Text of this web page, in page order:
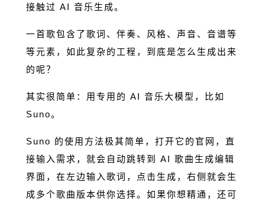
接触过 AI 音乐生成。
一首歌包含了歌词、伴奏、风格、声音、音谱等
等元素，如此复杂的工程，到底是怎么生成出来
的呢？
其实很简单：用专用的 AI 音乐大模型，比如
Suno。
Suno 的使用方法极其简单，打开它的官网，直
接输入需求，就会自动跳转到 AI 歌曲生成编辑
界面，在左边输入歌词，点击生成，右侧就会生
成多个歌曲版本供你选择。如果你想精通，还可